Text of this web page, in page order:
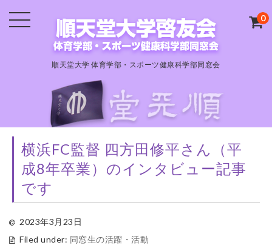
順天堂大学 体育学部・スポーツ健康科学部同窓会
0
横浜FC監督 四方田修平さん（平
成8年卒業）のインタビュー記事
です
2023年3月23日
Filed under: 同窓生の活躍・活動